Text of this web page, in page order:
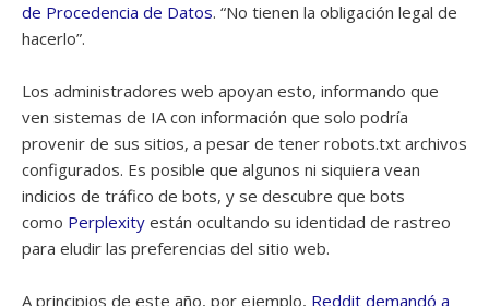
de Procedencia de Datos. “No tienen la obligación legal de
hacerlo”.
Los administradores web apoyan esto, informando que
ven sistemas de IA con información que solo podría
provenir de sus sitios, a pesar de tener robots.txt archivos
configurados. Es posible que algunos ni siquiera vean
indicios de tráfico de bots, y se descubre que bots
como Perplexity están ocultando su identidad de rastreo
para eludir las preferencias del sitio web.
A principios de este año, por ejemplo, Reddit demandó a